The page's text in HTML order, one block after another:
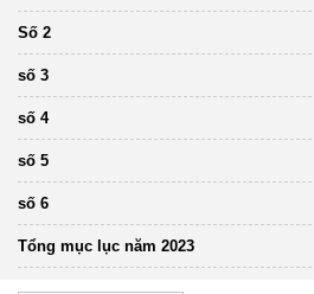
Số 2
số 3
số 4
số 5
số 6
Tổng mục lục năm 2023